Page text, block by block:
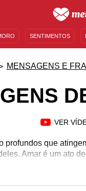
SENTIMENTOS
MENSAGENS E
VER
profundos que
Amar é um ato
e
amor não é simples